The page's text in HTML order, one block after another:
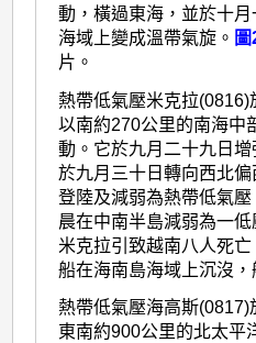
動，橫過東海，並於十
海域上變成溫帶氣旋。
片。
熱帶低氣壓米克拉
以南約270公里的南海中
動。它於九月二十九日
於九月三十日轉向西北
登陸及減弱為熱帶低氣
晨在中南半島減弱為一低
米克拉引致越南八人死
船在海南島海域上沉沒，
熱帶低氣壓海高斯
東南約900公里的北太平